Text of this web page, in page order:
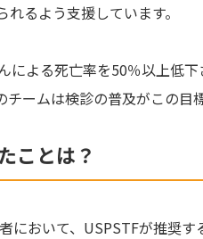
るよう支援しています。
による死亡率を50％以上低
ームは検診の普及がこの目
ことは？
において、USPSTFが推奨